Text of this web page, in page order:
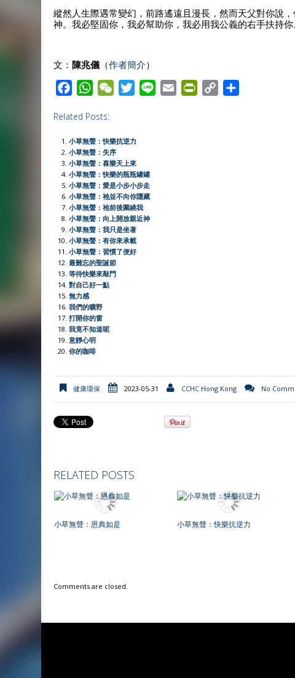
縱然人生際遇常變幻，前路遙遠且漫長，然而天父對你說
神。我必堅固你，我必幫助你，我必用我公義的右手扶持
文： 陳兆儀 （作者簡介）
c
e
b
o
o
k
W
a
t
s
A
p
p
W
h
a
t
e
r
Related Posts:
小草無聲：快樂抗逆力
小草無聲：失序
小草無聲：喜樂天上來
小草無聲：快樂的瓶瓶罐罐
小草無聲：愛是小步小步走
小草無聲：祂並不向你隱藏
小草無聲：祂前後圍繞我
小草無聲：向上開放親近神
小草無聲：我只是坐著
小草無聲：有你來承載
小草無聲：習慣了便好
最難忘的聖誕節
等待快樂來敲門
對自己好一點
無力感
我們的曠野
打開你的窗
我竟不知道呢
意靜心明
你的咖啡
健康環保 2023-05-31 CCHC Hong Kong No
RELATED POSTS
小草無聲：恩典如是 小草無聲：快樂抗逆力
Comments are closed.